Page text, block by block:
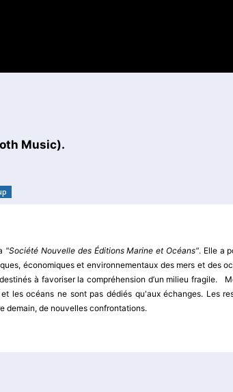
Music).
"Société Nouvelle des Éditions Marine et Océans". Elle a
économiques et environnementaux des mers et des
à favoriser la compréhension d’un milieu fragile.
les océans ne sont pas dédiés qu'aux échanges. Les
demain, de nouvelles confrontations.